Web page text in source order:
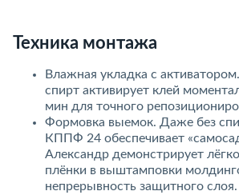
Техника монтажа
Влажная укладка с
спирт активирует клей
мин для точного
Формовка выемок. Даже без
КППФ 24 обеспечивает
Александр демонстрирует
плёнки в выштамповки
непрерывность защитного слоя.